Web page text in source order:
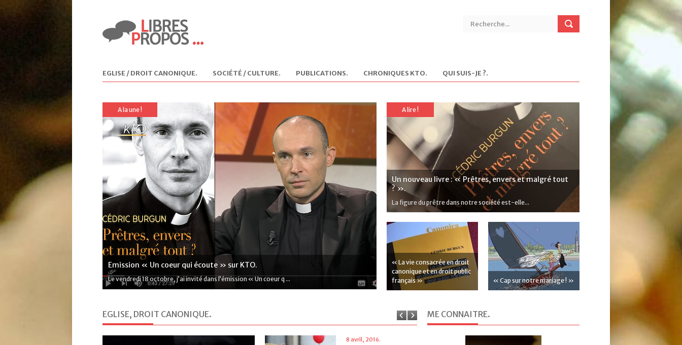
EGLISE / DROIT CANONIQUE. SOCIÉTÉ / CULTURE. PUBLICATIONS. CHRONIQUES KTO. QUI SUIS-JE ?.
A la une !
Emission « Un coeur qui écoute » sur KTO.
Le vendredi 18 octobre, j’ai invité dans l’émission « Un coeur q ...
A lire !
Un nouveau livre : « Prêtres, envers et malgré tout
? ».
La figure du prêtre dans notre société est-elle...
« La vie consacrée en droit
canonique et en droit public
français »
« Cap sur notre mariage ! »
EGLISE, DROIT CANONIQUE. .
.
8 avril, 2016.
ME CONNAITRE.